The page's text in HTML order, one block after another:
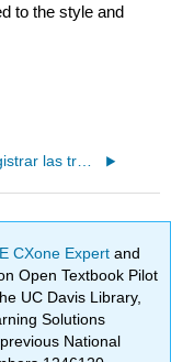
to the style and
12.5: Registrar las transacciones incurridas en la preparación de
CXone Expertand
Open Textbook Pilot
UC Davis Library,
Solutions
National